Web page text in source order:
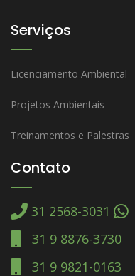
Serviços
Licenciamento Ambiental
Projetos Ambientais
Treinamentos e Palestras
Contato
31 2568-3031
31 9 8876-3730
31 9 9821-0163